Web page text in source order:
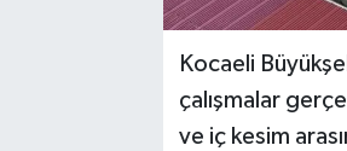
Kocaeli
çalışmalar
ve iç kesim